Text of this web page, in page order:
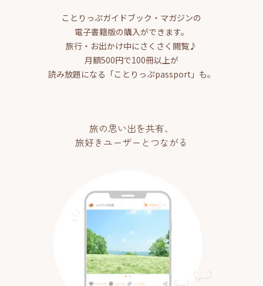
ことりっぷガイドブック・マガジンの
電子書籍版の購入ができます。
旅行・お出かけ中にさくさく閲覧♪
月額500円で100冊以上が
読み放題になる「ことりっぷpassport」も。
旅の思い出を共有、
旅好きユーザーとつながる